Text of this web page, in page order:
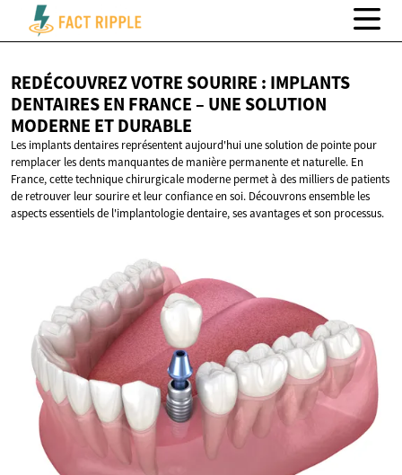
REDÉCOUVREZ VOTRE SOURIRE : IMPLANTS
DENTAIRES EN FRANCE – UNE SOLUTION
MODERNE ET DURABLE
Les implants dentaires représentent aujourd'hui une solution de pointe pour
remplacer les dents manquantes de manière permanente et naturelle. En
France, cette technique chirurgicale moderne permet à des milliers de patients
de retrouver leur sourire et leur confiance en soi. Découvrons ensemble les
aspects essentiels de l'implantologie dentaire, ses avantages et son processus.